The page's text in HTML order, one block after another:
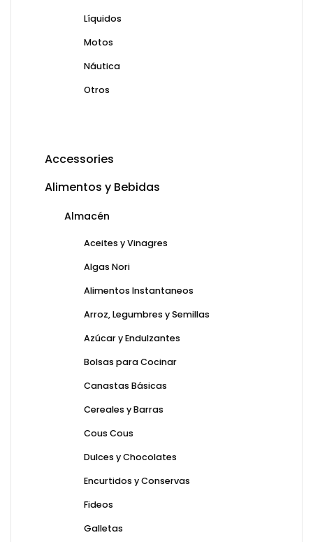
Líquidos
Motos
Náutica
Otros
Accessories
Alimentos y Bebidas
Almacén
Aceites y Vinagres
Algas Nori
Alimentos Instantaneos
Arroz, Legumbres y Semillas
Azúcar y Endulzantes
Bolsas para Cocinar
Canastas Básicas
Cereales y Barras
Cous Cous
Dulces y Chocolates
Encurtidos y Conservas
Fideos
Galletas